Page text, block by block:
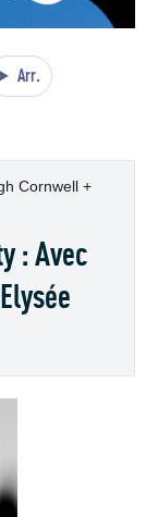
Arr.
Cornwell +
: Avec